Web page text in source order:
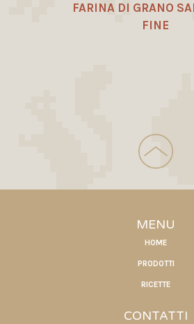
FARINA DI GRANO
FINE
MENU
HOME
PRODOTTI
RICETTE
CONTATTI